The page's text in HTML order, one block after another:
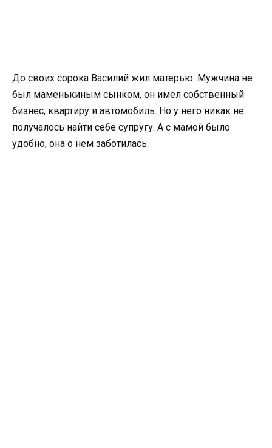
До своих сорока Василий жил матерью. Мужчина не
был маменькиным сынком, он имел собственный
бизнес, квартиру и автомобиль. Но у него никак не
получалось найти себе супругу. А с мамой было
удобно, она о нем заботилась.